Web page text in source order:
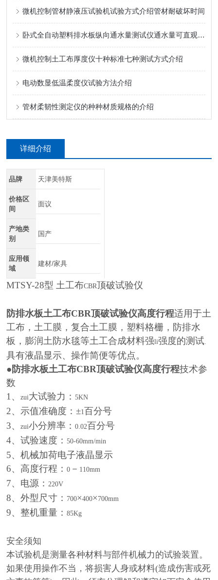
微机控制管材静液压试验机试验方式介绍管材耐破坏时间
卧式全自动塑料排水板纵向通水量测试仪通水量可直观显示
微机控制土工布厚度仪十种标准七种测试方式介绍
电动数显低温柔度仪试验方法介绍
管材柔韧性测定仪的种种材质规格的介绍
详细介绍
品牌 天津美特斯
价格区
间
面议
产地类
别
国产
应用领
域
建材/家具
MTSY-28型 土工布CBR顶破试验仪
防排水板土工布CBR顶破试验仪高度行程适用于土
工布，土工膜，复合土工膜，塑料格栅，防排水
板，膨润土防水毯等土工合成材料强li强度的测试
具有液晶显示、操作简便等优点。
●防排水板土工布CBR顶破试验仪高度行程技术参
数
1、zui大试验力：5KN
2、示值准确度：±1 百分号
3、zui小分辨率：0.02百分号
4、试验速度：50-60mm/min
5、机械加荷电子液晶显示
6、高度行程：0 － 110mm
7、电源： 220V
8、外型尺寸： 700×400× 700mm
9、整机重量：85Kg
安全须知
本试验机是测量各种材料与部件机械力的试验装置。
如果使用操作不当，将损害人身或材料(造成伤害或死